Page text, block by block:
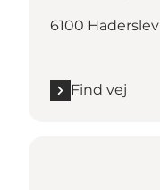
6100 Haderslev
Find vej